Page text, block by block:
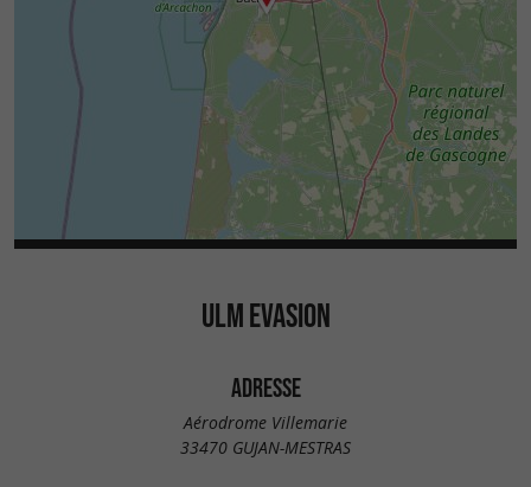
ULM EVASION
ADRESSE
Aérodrome Villemarie
33470 GUJAN-MESTRAS